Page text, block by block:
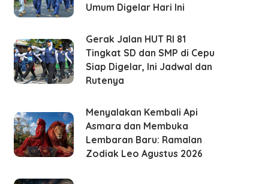
Umum Digelar Hari Ini
Gerak Jalan HUT RI 81
Tingkat SD dan SMP di Cepu
Siap Digelar, Ini Jadwal dan
Rutenya
Menyalakan Kembali Api
Asmara dan Membuka
Lembaran Baru: Ramalan
Zodiak Leo Agustus 2026